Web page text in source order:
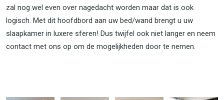
zal nog wel even over nagedacht worden maar dat is ook
logisch. Met dit hoofdbord aan uw bed/wand brengt u uw
slaapkamer in luxere sferen! Dus twijfel ook niet langer en neem
contact met ons op om de mogelijkheden door te nemen.